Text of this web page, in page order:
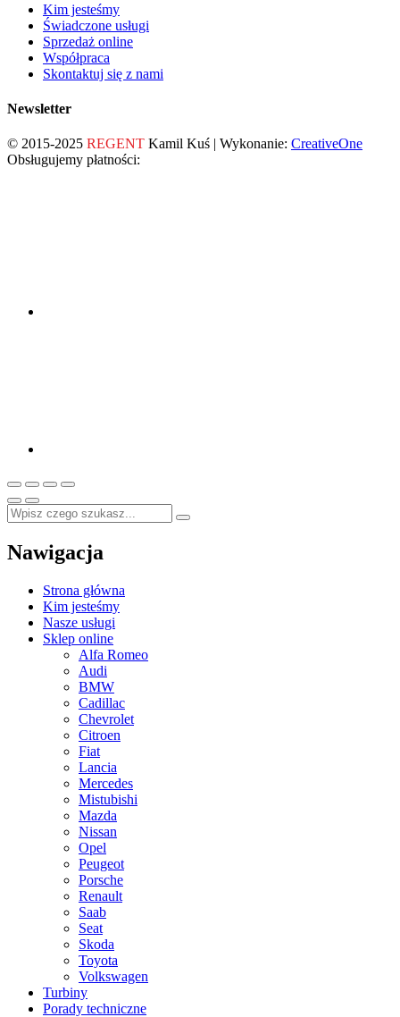
Kim jesteśmy
Świadczone usługi
Sprzedaż online
Współpraca
Skontaktuj się z nami
Newsletter
© 2015-2025 REGENT Kamil Kuś | Wykonanie: CreativeOne
Obsługujemy płatności:
Nawigacja
Strona główna
Kim jesteśmy
Nasze usługi
Sklep online
Alfa Romeo
Audi
BMW
Cadillac
Chevrolet
Citroen
Fiat
Lancia
Mercedes
Mistubishi
Mazda
Nissan
Opel
Peugeot
Porsche
Renault
Saab
Seat
Skoda
Toyota
Volkswagen
Turbiny
Porady techniczne